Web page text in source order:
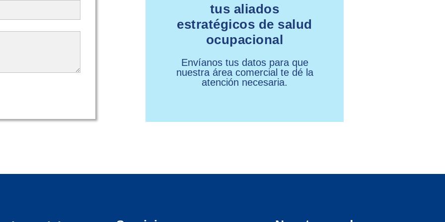
tus aliados
estratégicos de salud
ocupacional
Envíanos tus datos para que
nuestra área comercial te dé la
atención necesaria.